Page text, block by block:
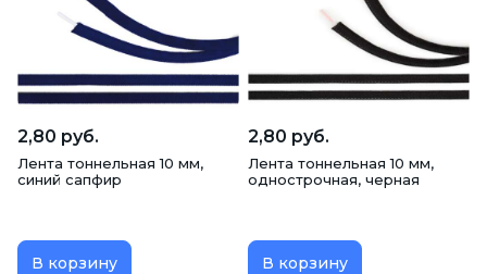
2,80 руб.
Лента тоннельная 10 мм,
синий сапфир
В корзину
2,80 руб.
Лента тоннельная 10 мм,
однострочная, черная
В корзину